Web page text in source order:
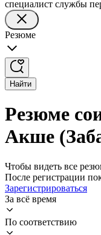
специалист службы
Резюме
Найти
Резюме
Акше
Чтобы видеть все
После регистрации
Зарегистрироваться
За всё время
По соответствию